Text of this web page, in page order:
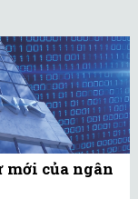
mới của ngân